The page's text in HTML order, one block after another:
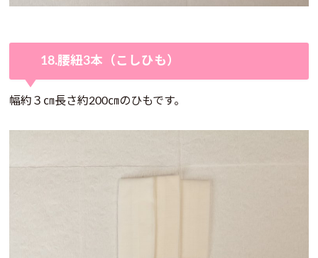
18.腰紐3本（こしひも）
幅約３㎝長さ約200㎝のひもです。